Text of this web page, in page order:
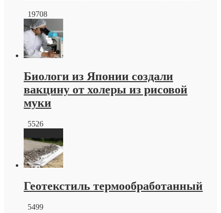
19708
Биологи из Японии создали
вакцину от холеры из рисовой
муки
5526
Геотекстиль термообработанный
5499